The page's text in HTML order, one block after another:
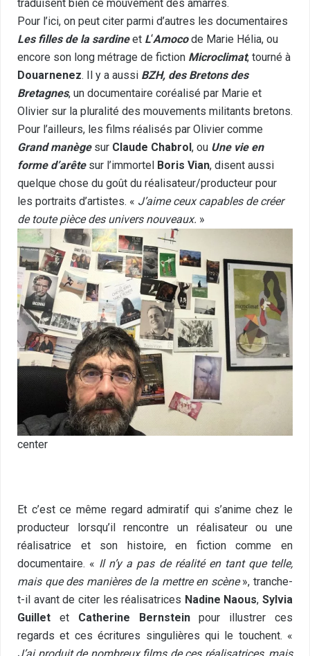
traduisent bien ce mouvement des amarres.
Pour l’ici, on peut citer parmi d’autres les documentaires
Les filles de la sardineet L‘Amocode Marie Hélia, ou
encore son long métrage de fiction Microclimat, tourné à
Douarnenez. Il y a aussi BZH, des Bretons des
Bretagnes, un documentaire coréalisé par Marie et
Olivier sur la pluralité des mouvements militants bretons.
Pour l’ailleurs, les films réalisés par Olivier comme
Grand manègesur Claude Chabrol, ou Une vie en
forme d’arêtesur l’immortel Boris Vian, disent aussi
quelque chose du goût du réalisateur/producteur pour
les portraits d’artistes. « J’aime ceux capables de créer
de toute pièce des univers nouveaux. »
center
Et c’est ce même regard admiratif qui s’anime chez le
producteur lorsqu’il rencontre un réalisateur ou une
réalisatrice et son histoire, en fiction comme en
documentaire. « Il n’y a pas de réalité en tant que telle,
mais que des manières de la mettre en scène», tranche-
t-il avant de citer les réalisatrices Nadine Naous, Sylvia
Guillet et Catherine Bernsteinpour illustrer ces
regards et ces écritures singulières qui le touchent. «
J’ai produit de nombreux films de ces réalisatrices, mais